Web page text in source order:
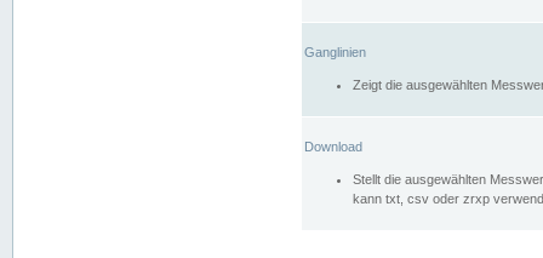
Ganglinien
Zeigt die ausgewählten
Download
Stellt die ausgewählten
kann txt, csv oder zrxp